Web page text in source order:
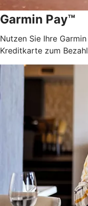
Garmin Pay™
Nutzen Sie Ihre
Kreditkarte zum